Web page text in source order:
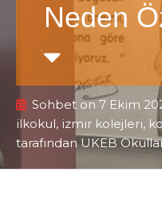
Neden
Sohbet on 7 Ekim
ilkokul, izmir kolejleri,
tarafından UKEB